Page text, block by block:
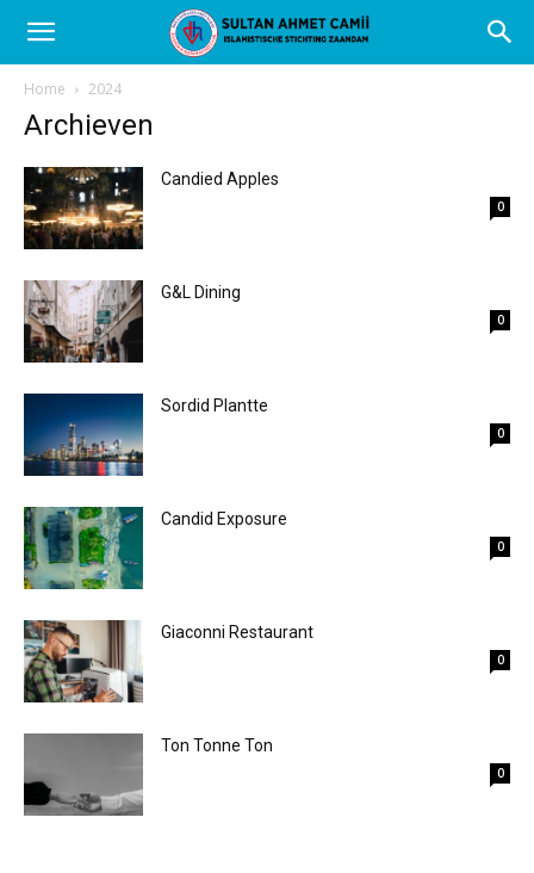
Home 2024
Archieven
Candied Apples
0
G&L Dining
0
Sordid Plantte
0
Candid Exposure
0
Giaconni Restaurant
0
Ton Tonne Ton
0